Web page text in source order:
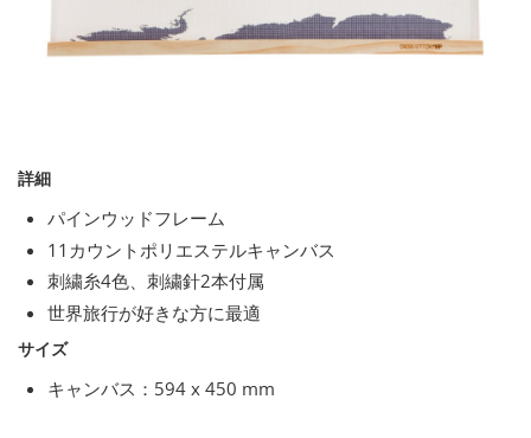
詳細
パインウッドフレーム
11カウントポリエステルキャンバス
刺繍糸4色、刺繍針2本付属
世界旅行が好きな方に最適
サイズ
キャンバス：594 x 450 mm